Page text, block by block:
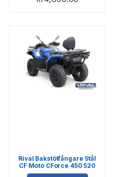
Rival Bakstötfångare Stål
CF Moto CForce 450 520